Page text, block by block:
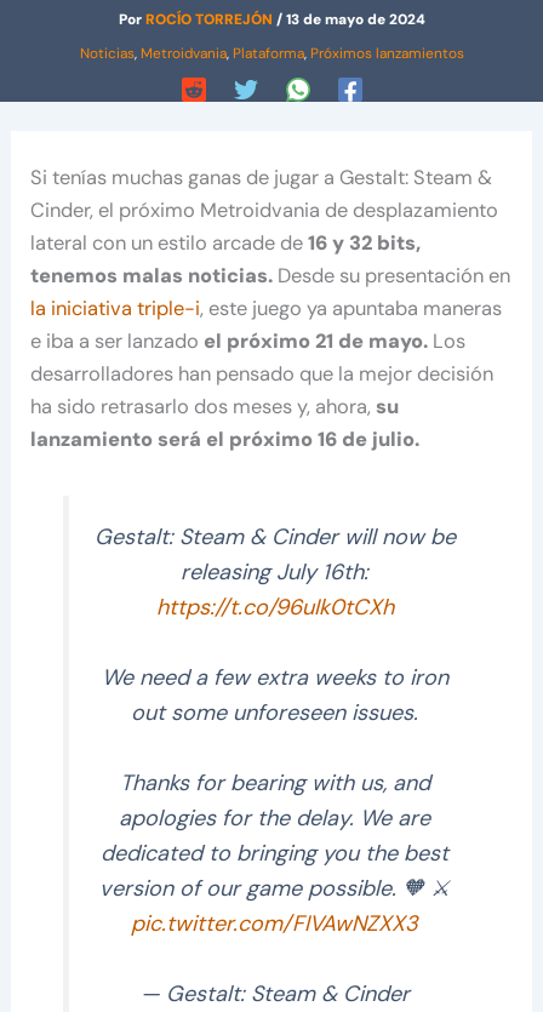
PorROCÍO TORREJÓN /13 de mayo de 2024
Noticias, Metroidvania, Plataforma, Próximos lanzamientos
Si tenías muchas ganas de jugar a Gestalt: Steam &
Cinder, el próximo Metroidvania de desplazamiento
lateral con un estilo arcade de16 y 32 bits,
tenemos malas noticias. Desde su presentación en
la iniciativa triple-i, este juego ya apuntaba maneras
e iba a ser lanzado el próximo 21 de mayo. Los
desarrolladores han pensado que la mejor decisión
ha sido retrasarlo dos meses y, ahora,su
lanzamiento será el próximo 16 de julio.
Gestalt: Steam & Cinder will now be
releasing July 16th:
https://t.co/96uIk0tCXh
We need a few extra weeks to iron
out some unforeseen issues.
Thanks for bearing with us, and
apologies for the delay. We are
dedicated to bringing you the best
version of our game possible. 🧡 ⚔️
pic.twitter.com/FIVAwNZXX3
— Gestalt: Steam & Cinder